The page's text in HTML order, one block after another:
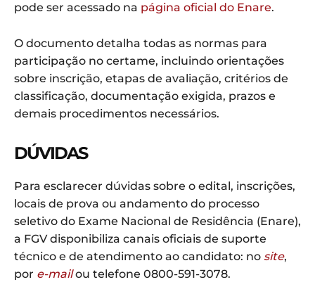
pode ser acessado na página oficial do Enare.
O documento detalha todas as normas para
participação no certame, incluindo orientações
sobre inscrição, etapas de avaliação, critérios de
classificação, documentação exigida, prazos e
demais procedimentos necessários.
DÚVIDAS
Para esclarecer dúvidas sobre o edital, inscrições,
locais de prova ou andamento do processo
seletivo do Exame Nacional de Residência (Enare),
a FGV disponibiliza canais oficiais de suporte
técnico e de atendimento ao candidato: no site,
por e-mailou telefone 0800-591-3078.